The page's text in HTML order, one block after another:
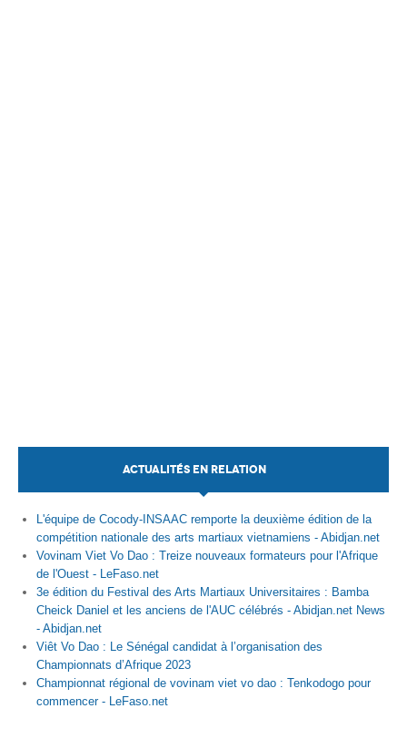
ACTUALITÉS EN RELATION
L'équipe de Cocody-INSAAC remporte la deuxième édition de la
compétition nationale des arts martiaux vietnamiens - Abidjan.net
Vovinam Viet Vo Dao : Treize nouveaux formateurs pour l'Afrique
de l'Ouest - LeFaso.net
3e édition du Festival des Arts Martiaux Universitaires : Bamba
Cheick Daniel et les anciens de l'AUC célébrés - Abidjan.net News
- Abidjan.net
Viêt Vo Dao : Le Sénégal candidat à l’organisation des
Championnats d’Afrique 2023
Championnat régional de vovinam viet vo dao : Tenkodogo pour
commencer - LeFaso.net